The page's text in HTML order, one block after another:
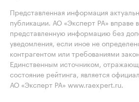
Представленная информация
публикации. АО «Эксперт РА» вправе
представленную информацию без
уведомления, если иное не
контрагентом или требованиями
Единственным источником,
состояние рейтинга, является
АО «Эксперт РА» www.raexpert.ru.